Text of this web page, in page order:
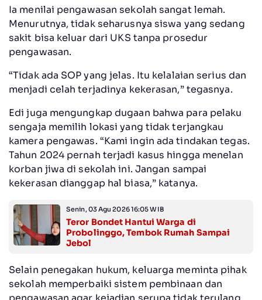
Ia menilai pengawasan sekolah sangat lemah.
Menurutnya, tidak seharusnya siswa yang sedang
sakit bisa keluar dari UKS tanpa prosedur
pengawasan.
“Tidak ada SOP yang jelas. Itu kelalaian serius dan
menjadi celah terjadinya kekerasan,” tegasnya.
Edi juga mengungkap dugaan bahwa para pelaku
sengaja memilih lokasi yang tidak terjangkau
kamera pengawas. “Kami ingin ada tindakan tegas.
Tahun 2024 pernah terjadi kasus hingga menelan
korban jiwa di sekolah ini. Jangan sampai
kekerasan dianggap hal biasa,” katanya.
Senin, 03 Agu 2026 16:05 WIB
Teror Bondet Hantui Warga di
Probolinggo, Tembok Rumah Sampai
Jebol
Selain penegakan hukum, keluarga meminta pihak
sekolah memperbaiki sistem pembinaan dan